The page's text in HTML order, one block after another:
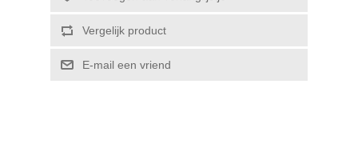
Vergelijk product
E-mail een vriend